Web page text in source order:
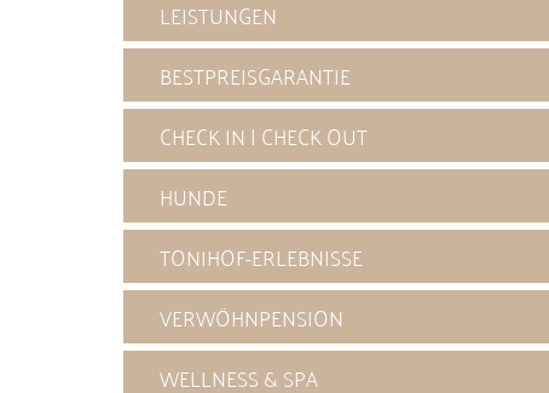
LEISTUNGEN
BESTPREISGARANTIE
CHECK IN | CHECK OUT
HUNDE
TONIHOF-ERLEBNISSE
VERWÖHNPENSION
WELLNESS & SPA